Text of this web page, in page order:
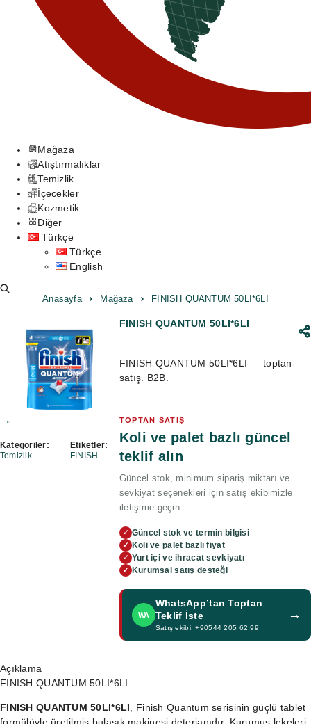
Mağaza
Atıştırmalıklar
Temizlik
İçecekler
Kozmetik
Diğer
Türkçe
Türkçe
English
Anasayfa Mağaza FINISH QUANTUM 50LI*6LI
Kategoriler:
Temizlik
Etiketler:
FINISH
FINISH QUANTUM 50LI*6LI
FINISH QUANTUM 50LI*6LI — toptan
satış. B2B.
TOPTAN SATIŞ
Koli ve palet bazlı güncel
teklif alın
Güncel stok, minimum sipariş miktarı ve
sevkiyat seçenekleri için satış ekibimizle
iletişime geçin.
✓ Güncel stok ve termin bilgisi
✓ Koli ve palet bazlı fiyat
✓ Yurt içi ve ihracat sevkiyatı
✓ Kurumsal satış desteği
WA
WhatsApp’tan Toptan
Teklif İste
Satış ekibi: +90544 205 62 99
→
Açıklama
FINISH QUANTUM 50LI*6LI
FINISH QUANTUM 50LI*6LI , Finish Quantum serisinin güçlü tablet